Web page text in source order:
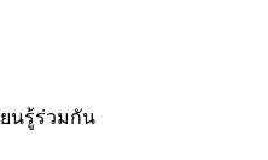
ยนรู้ร่วมกัน